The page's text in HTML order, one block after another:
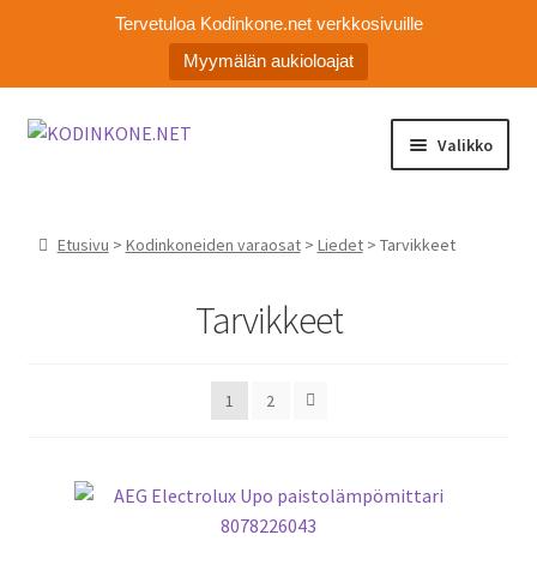
Tervetuloa Kodinkone.net verkkosivuille
Myymälän aukioloajat
Siirry
Siirry
Valikko
Etusivu > Kodinkoneiden varaosat> Liedet> Tarvikkeet
Tarvikkeet
1 2